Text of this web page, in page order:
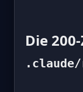
Die